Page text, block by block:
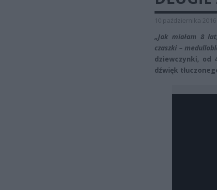
10 października 2016
„Jak miałam 8
czaszki –
dziewczynki, od
dźwięk